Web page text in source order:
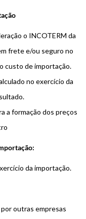
o INCOTERM da
frete e/ou seguro no
custo de importação.
no exercício da
a formação dos preços
da importação.
outras empresas